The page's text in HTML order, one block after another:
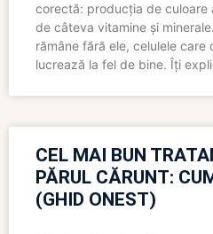
corectă: producția de
de câteva vitamine și
rămâne fără ele, celulele care
lucrează la fel de bine. Îți
CEL MAI BUN
PĂRUL CĂRUNT:
(GHID ONEST)